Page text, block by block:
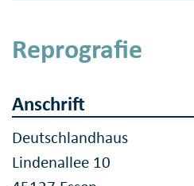
Reprografie
Anschrift
Deutschlandhaus
Lindenallee 10